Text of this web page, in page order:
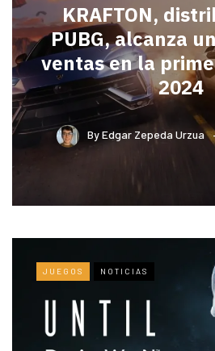
KRAFTON,
PUBG, alcanza
ventas en la
2024
ByEdgar Zepeda Urzua
JUEGOS NOTICIAS